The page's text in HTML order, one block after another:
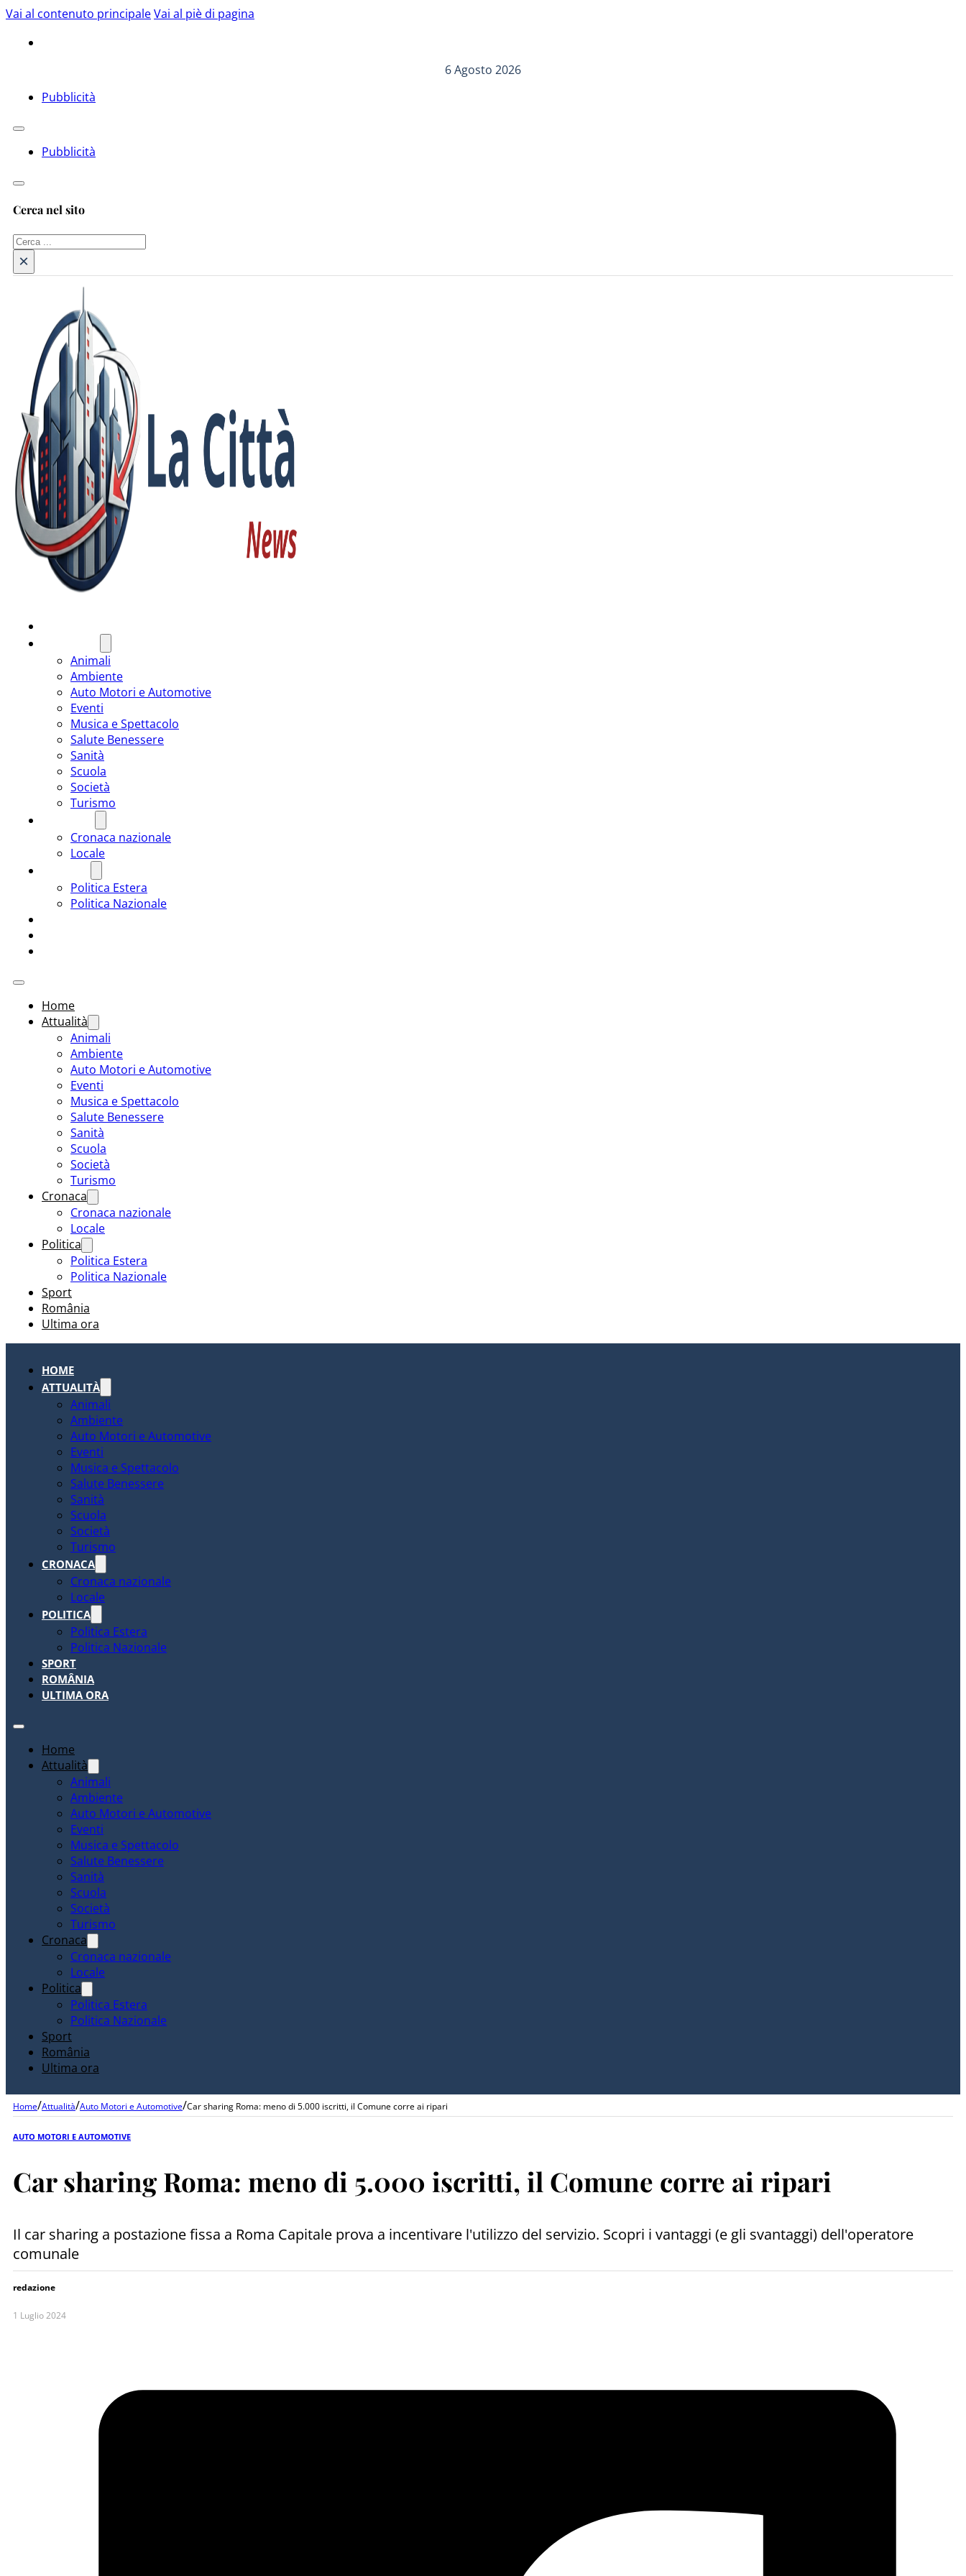
Vai al contenuto principaleVai al piè di pagina
6 Agosto 2026
Pubblicità
Pubblicità
Cerca nel sito
Cerca
×
Animali
Ambiente
Auto Motori e Automotive
Eventi
Musica e Spettacolo
Salute Benessere
Sanità
Scuola
Società
Turismo
Cronaca nazionale
Locale
Politica Estera
Politica Nazionale
Home
Attualità
Animali
Ambiente
Auto Motori e Automotive
Eventi
Musica e Spettacolo
Salute Benessere
Sanità
Scuola
Società
Turismo
Cronaca
Cronaca nazionale
Locale
Politica
Politica Estera
Politica Nazionale
Sport
România
Ultima ora
HOME
ATTUALITÀ
Animali
Ambiente
Auto Motori e Automotive
Eventi
Musica e Spettacolo
Salute Benessere
Sanità
Scuola
Società
Turismo
CRONACA
Cronaca nazionale
Locale
POLITICA
Politica Estera
Politica Nazionale
SPORT
ROMÂNIA
ULTIMA ORA
Home
Attualità
Animali
Ambiente
Auto Motori e Automotive
Eventi
Musica e Spettacolo
Salute Benessere
Sanità
Scuola
Società
Turismo
Cronaca
Cronaca nazionale
Locale
Politica
Politica Estera
Politica Nazionale
Sport
România
Ultima ora
Home/Attualità/Auto Motori e Automotive/Car sharing Roma: meno di 5.000 iscritti, il Comune corre ai ripari
AUTO MOTORI E AUTOMOTIVE
Car sharing Roma: meno di 5.000 iscritti, il Comune corre ai ripari
Il car sharing a postazione fissa a Roma Capitale prova a incentivare l'utilizzo del servizio. Scopri i vantaggi (e gli svantaggi) dell'operatore
comunale
redazione
1 Luglio 2024